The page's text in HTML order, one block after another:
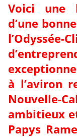
Voici une
d’une
à l’aviron
ambitieux
Papys